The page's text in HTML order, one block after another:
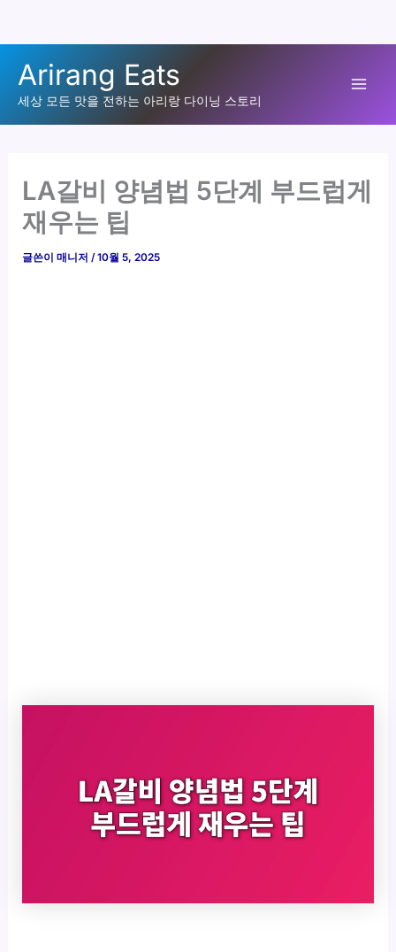
로
Arirang Eats
세상 모든 맛을 전하는 아리랑 다이닝 스토리
LA갈비 양념법 5단계 부드럽게
재우는 팁
글쓴이매니저/10월 5, 2025